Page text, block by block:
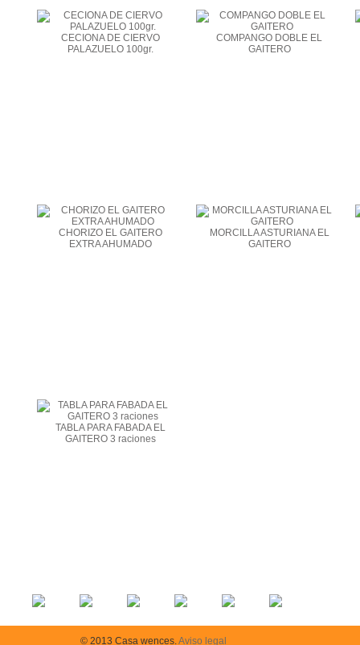
CECIONA DE CIERVO
PALAZUELO 100gr.
COMPANGO DOBLE EL
GAITERO
CHORIZO EL GAITERO
EXTRA AHUMADO
MORCILLA ASTURIANA EL
GAITERO
TABLA PARA FABADA EL
GAITERO 3 raciones
© 2013 Casa wences. Aviso legal